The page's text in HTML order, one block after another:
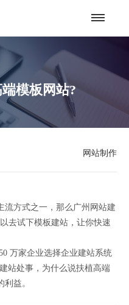
模板网站?
网站制作
方式之一，那么广州网站建
去试下模板建站，让你快速
万家企业选择企业建站系统
站处事，为什么说扶植高端
益。